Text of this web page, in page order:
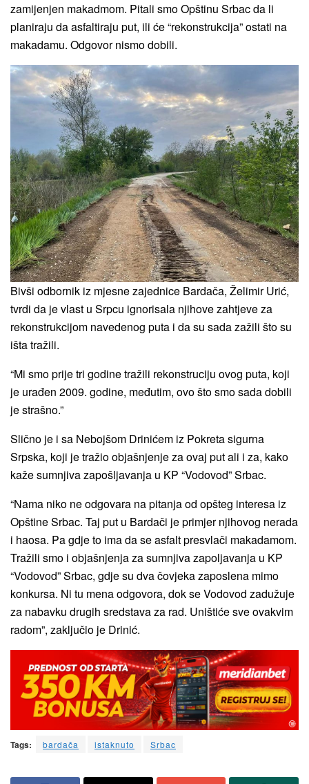
zamijenjen makadmom. Pitali smo Opštinu Srbac da li
planiraju da asfaltiraju put, ili će “rekonstrukcija” ostati na
makadamu. Odgovor nismo dobili.
Bivši odbornik iz mjesne zajednice Bardača, Želimir Urić,
tvrdi da je vlast u Srpcu ignorisala njihove zahtjeve za
rekonstrukcijom navedenog puta i da su sada zažili što su
išta tražili.
“Mi smo prije tri godine tražili rekonstruciju ovog puta, koji
je urađen 2009. godine, međutim, ovo što smo sada dobili
je strašno.”
Slično je i sa Nebojšom Drinićem iz Pokreta sigurna
Srpska, koji je tražio objašnjenje za ovaj put ali i za, kako
kaže sumnjiva zapošljavanja u KP “Vodovod” Srbac.
“Nama niko ne odgovara na pitanja od opšteg interesa iz
Opštine Srbac. Taj put u Bardači je primjer njihovog nerada
i haosa. Pa gdje to ima da se asfalt presvlači makadamom.
Tražili smo i objašnjenja za sumnjiva zapoljavanja u KP
“Vodovod” Srbac, gdje su dva čovjeka zaposlena mimo
konkursa. Ni tu mena odgovora, dok se Vodovod zadužuje
za nabavku drugih sredstava za rad. Uništiće sve ovakvim
radom”, zaključio je Drinić.
Tags: bardača istaknuto Srbac